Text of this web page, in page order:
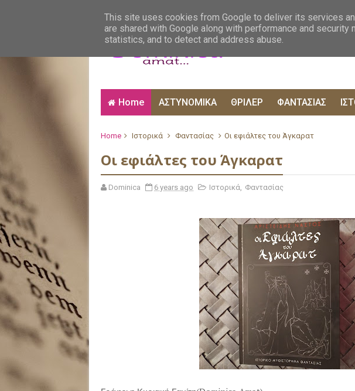
Home ΑΣΤΥΝΟΜΙΚΑ ΘΡΙΛΕΡ ΦΑΝΤΑΣΙΑΣ
Home Ιστορικά Φαντασίας Οι εφιάλτες του Άγκαρατ
Οι εφιάλτες του Άγκαρατ
Dominica 6 years ago Ιστορικά, Φαντασίας
This site uses cookies from Google to deliver its services
are shared with Google along with performance and
statistics, and to detect and address abuse.